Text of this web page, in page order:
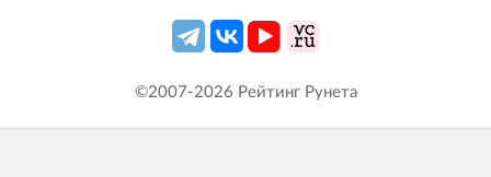
©2007-2026 Рейтинг Рунета